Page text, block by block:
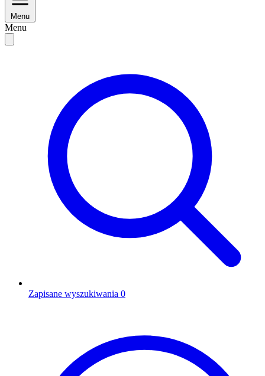
Menu
Menu
Zapisane wyszukiwania 0